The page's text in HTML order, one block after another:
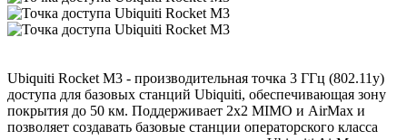
Ubiquiti Rocket M3 - производительная точка 3 ГГц (802.11y)
доступа для базовых станций Ubiquiti, обеспечивающая зону
покрытия до 50 км. Поддерживает 2x2 MIMO и AirMax и
позволяет создавать базовые станции операторского класса